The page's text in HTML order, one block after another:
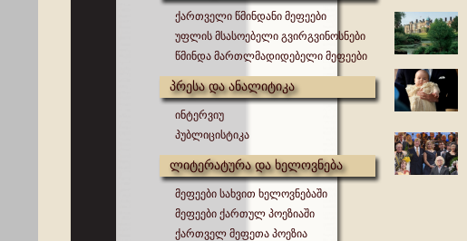
ქართველი წმინდანი მეფეები
უფლის მსასოებელი გვირგვინოსნები
წმინდა მართლმადიდებელი მეფეები
პრესა და ანალიტიკა
ინტერვიუ
პუბლიცისტიკა
ლიტერატურა და ხელოვნება
მეფეები სახვით ხელოვნებაში
მეფეები ქართულ პოეზიაში
ქართველ მეფეთა პოეზია